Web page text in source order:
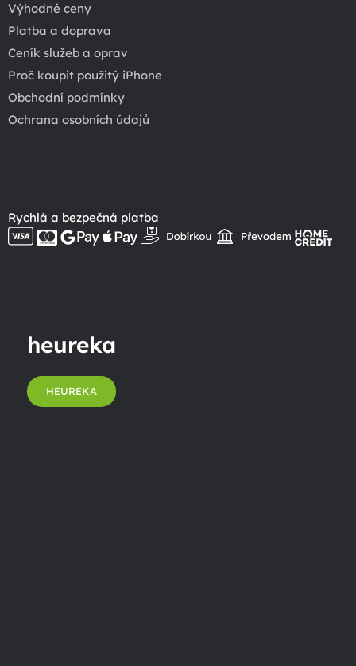
Výhodné ceny
Platba a doprava
Ceník služeb a oprav
Proč koupit použitý iPhone
Obchodní podmínky
Ochrana osobních údajů
Rychlá a bezpečná platba
heureka
HEUREKA